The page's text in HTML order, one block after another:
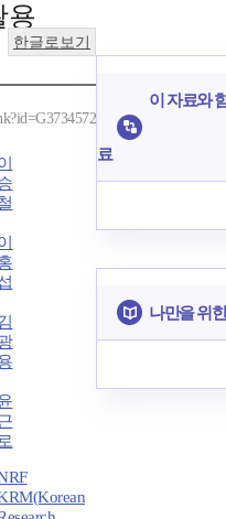
용
한글로보기
이 자료와
료
나만을 위